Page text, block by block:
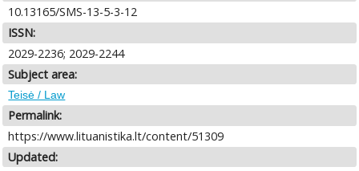
10.13165/SMS-13-5-3-12
ISSN:
2029-2236; 2029-2244
Subject area:
Teisė / Law
Permalink:
https://www.lituanistika.lt/content/51309
Updated: